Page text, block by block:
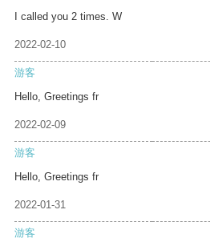
I called you 2 times. W
2022-02-10
游客
Hello, Greetings fr
2022-02-09
游客
Hello, Greetings fr
2022-01-31
游客